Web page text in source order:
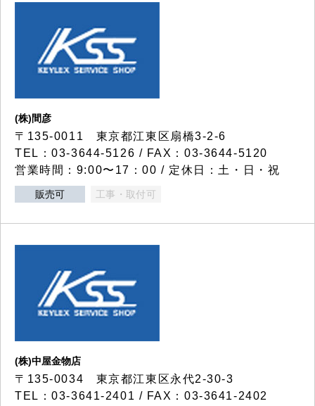
(株)間彦
〒135-0011 東京都江東区扇橋3-2-6
TEL：03-3644-5126 / FAX：03-3644-5120
営業時間：9:00〜17：00 / 定休日：土・日・祝
販売可 工事・取付可
(株)中屋金物店
〒135-0034 東京都江東区永代2-30-3
TEL：03-3641-2401 / FAX：03-3641-2402